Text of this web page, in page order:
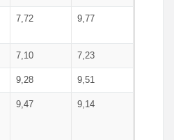
7,72 9,77
7,10 7,23
9,28 9,51
9,47 9,14